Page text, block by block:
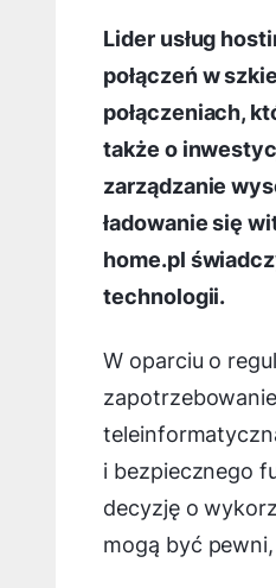
Lider usług
połączeń w
połączeniach,
także o
zarządzanie
ładowanie się
home.pl
technologii.
W oparciu o
i bezpiecznego
decyzję o
mogą być